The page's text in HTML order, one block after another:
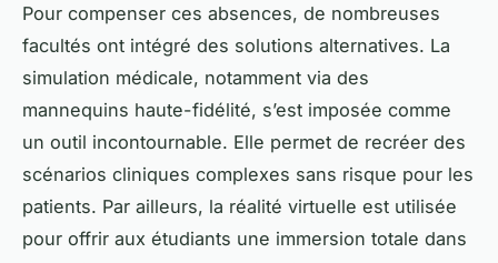
Pour compenser ces absences, de nombreuses
facultés ont intégré des solutions alternatives. La
simulation médicale, notamment via des
mannequins haute-fidélité, s’est imposée comme
un outil incontournable. Elle permet de recréer des
scénarios cliniques complexes sans risque pour les
patients. Par ailleurs, la réalité virtuelle est utilisée
pour offrir aux étudiants une immersion totale dans